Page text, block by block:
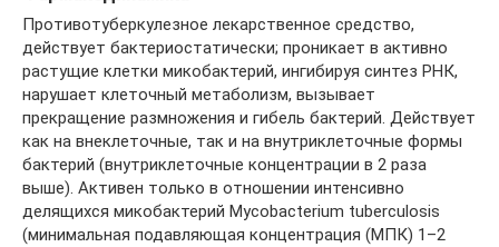
Противотуберкулезное лекарственное средство,
действует бактериостатически; проникает в активно
растущие клетки микобактерий, ингибируя синтез РНК,
нарушает клеточный метаболизм, вызывает
прекращение размножения и гибель бактерий. Действует
как на внеклеточные, так и на внутриклеточные формы
бактерий (внутриклеточные концентрации в 2 раза
выше). Активен только в отношении интенсивно
делящихся микобактерий Mycobacterium tuberculosis
(минимальная подавляющая концентрация (МПК) 1–2